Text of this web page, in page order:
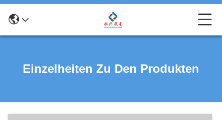
Einzelheiten Zu Den Produkten